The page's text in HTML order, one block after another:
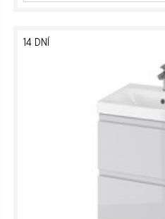
14 DNÍ